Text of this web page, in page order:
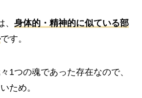
身体的・精神的に似ている部
です。
1つの魂であった存在なので、
ため。